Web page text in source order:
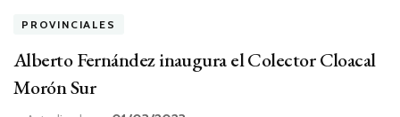
PROVINCIALES
Alberto Fernández inaugura el Colector Cloacal
Morón Sur